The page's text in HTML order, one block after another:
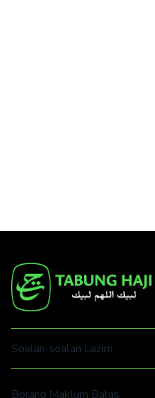
Soalan-soalan Lazim
Borang Maklum Balas